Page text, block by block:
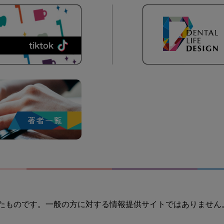
ものです。一般の方に対する情報提供サイトではありません